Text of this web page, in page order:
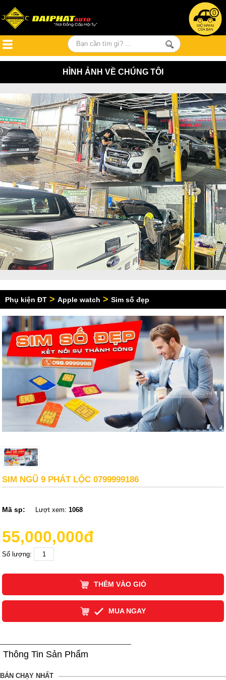
0
HÌNH ẢNH VỀ CHÚNG TÔI
Phụ kiện ĐT > Apple watch > Sim số đẹp
SIM NGŨ 9 PHÁT LỘC 0799999186
Mã sp: Lượt xem:1068
55,000,000đ
Số lượng:
THÊM VÀO GIỎ
MUA NGAY
Thông Tin Sản Phẩm
BÁN CHẠY NHẤT